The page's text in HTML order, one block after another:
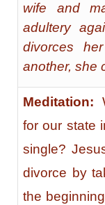
wife and
adultery
divorces
another, she
Meditation:
for our state
single?
divorce by
the